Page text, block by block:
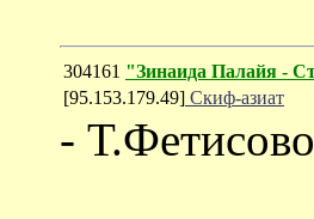
304161 "Зинаида Палайя -
[95.153.179.49] Скиф-азиат
-